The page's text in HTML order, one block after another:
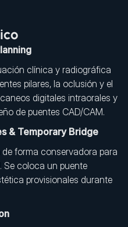
clínica y radiográfica
pilares, la oclusión y el
digitales intraorales y
de puentes CAD/CAM.
& Temporary Bridge
forma conservadora para
Se coloca un puente
provisionales durante